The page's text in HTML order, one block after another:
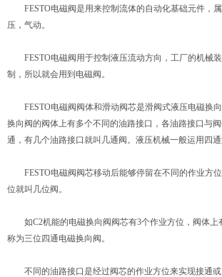
FESTO电磁阀是用来控制流体的自动化基础元件，属
压，气动。
FESTO电磁阀用于控制液压流动方向，工厂的机械
制，所以就会用到电磁阀。
FESTO电磁阀阀体和滑动阀芯是滑阀式液压电磁换
换向阀的阀体上有多个不同的油路接口，各油路接口与
通，有几个油路接口就叫几通阀。液压机械一般运用四通
FESTO电磁阀阀芯移动后能够停留在不同的作业方
位就叫几位阀。
如C2机能的电磁换向阀阀芯有3个作业方位，阀体上
称为三位四通电磁换向阀。
不同的油路接口是经过阀芯的作业方位来实现接通或